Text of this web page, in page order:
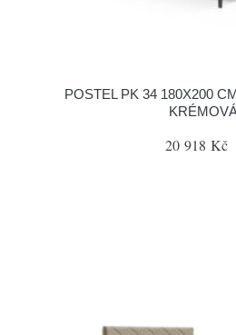
POSTEL PK 34 180X200
20 918 Kč